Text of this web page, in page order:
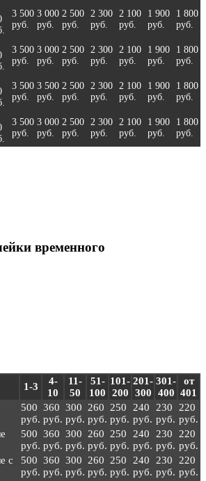
3 500
руб.
3 000
руб.
2 500
руб.
2 300
руб.
2 100
руб.
1 900
руб.
1 800
руб.
3 500
руб.
3 000
руб.
2 500
руб.
2 300
руб.
2 100
руб.
1 900
руб.
1 800
руб.
3 500
руб.
3 500
руб.
2 500
руб.
2 300
руб.
2 100
руб.
1 900
руб.
1 800
руб.
3 500
руб.
3 000
руб.
2 500
руб.
2 300
руб.
2 100
руб.
1 900
руб.
1 800
руб.
временного
1-3
4-
10
11-
50
51-
100
101-
200
201-
300
301-
400
от
401
500
руб.
360
руб.
300
руб.
260
руб.
250
руб.
240
руб.
230
руб.
220
руб.
500
руб.
360
руб.
300
руб.
260
руб.
250
руб.
240
руб.
230
руб.
220
руб.
с
500
руб.
360
руб.
300
руб.
260
руб.
250
руб.
240
руб.
230
руб.
220
руб.